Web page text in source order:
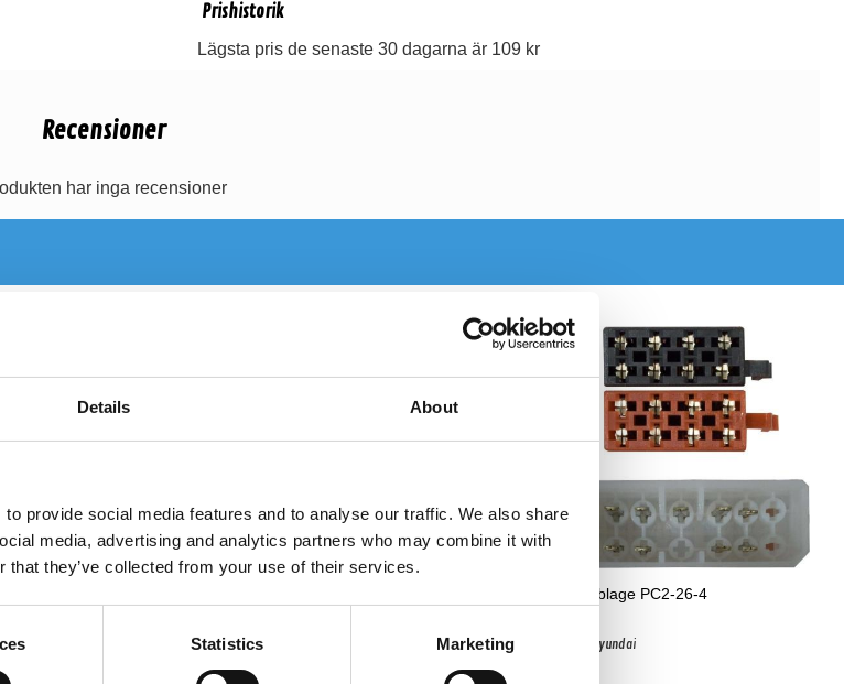
Details About
provide social media features and to analyse our traffic. We also share
media, advertising and analytics partners who may combine it with
that they’ve collected from your use of their services.
Statistics Marketing
Prishistorik
Lägsta pris de senaste 30 dagarna är 109 kr
Recensioner
har inga recensioner
Impreza/Legacy
Iso Kablage PC2-26-4
Passar Hyundai